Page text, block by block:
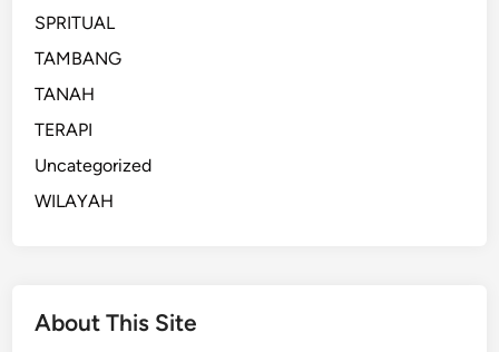
SPRITUAL
TAMBANG
TANAH
TERAPI
Uncategorized
WILAYAH
About This Site